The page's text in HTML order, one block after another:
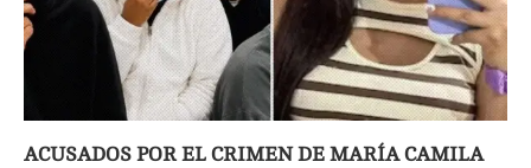
ACUSADOS POR EL CRIMEN DE MARÍA CAMILA